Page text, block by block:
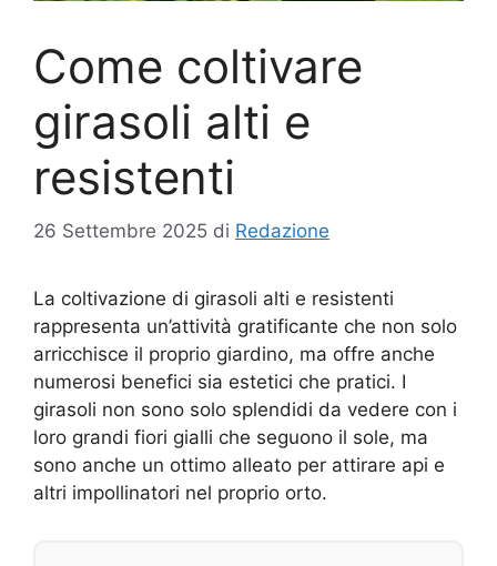
Come coltivare
girasoli alti e
resistenti
26 Settembre 2025 di Redazione
La coltivazione di girasoli alti e resistenti
rappresenta un’attività gratificante che non solo
arricchisce il proprio giardino, ma offre anche
numerosi benefici sia estetici che pratici. I
girasoli non sono solo splendidi da vedere con i
loro grandi fiori gialli che seguono il sole, ma
sono anche un ottimo alleato per attirare api e
altri impollinatori nel proprio orto.